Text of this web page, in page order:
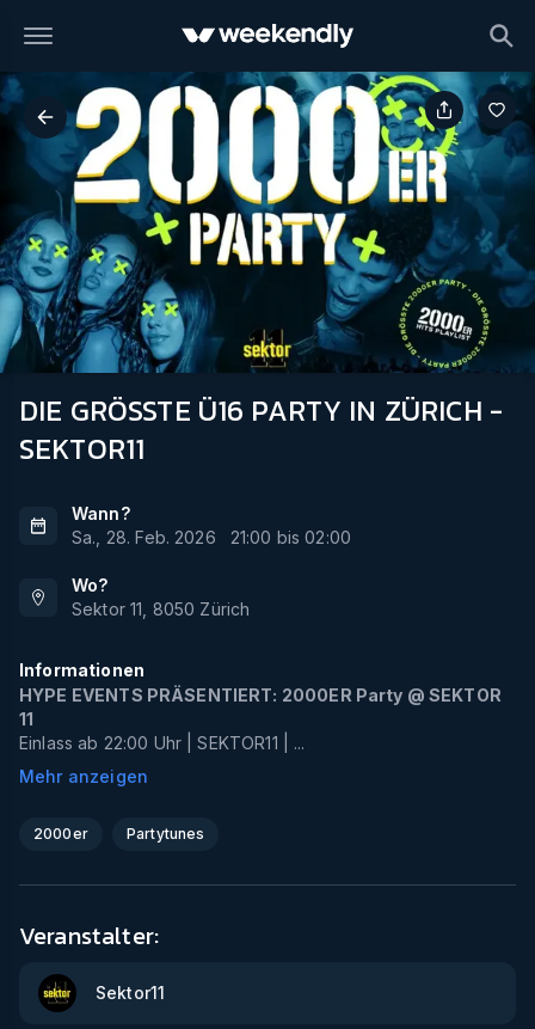
DIE GRÖSSTE Ü16 PARTY IN ZÜRICH -
SEKTOR11
Wann?
Sa., 28. Feb. 2026
21:00 bis02:00
Wo?
Sektor 11 8050 Zürich
Informationen
HYPE EVENTS PRÄSENTIERT: 2000ER Party @ SEKTOR
11
Einlass ab 22:00 Uhr | SEKTOR11 | ...
Mehr anzeigen
2000er Partytunes
Veranstalter:
Sektor11